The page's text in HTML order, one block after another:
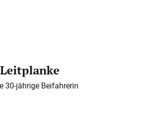
30-jährige Beifahrerin